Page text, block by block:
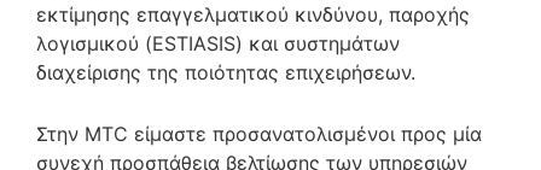
εκτίμησης επαγγελματικού κινδύνου, παροχής
λογισμικού (ESTIASIS) και συστημάτων
διαχείρισης της ποιότητας επιχειρήσεων.
Στην MTC είμαστε προσανατολισμένοι προς μία
συνεχή προσπάθεια βελτίωσης των υπηρεσιών